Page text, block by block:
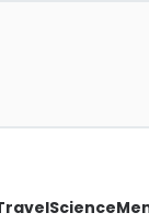
Science